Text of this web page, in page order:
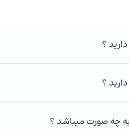
؟
؟
چه صورت میباشد ؟